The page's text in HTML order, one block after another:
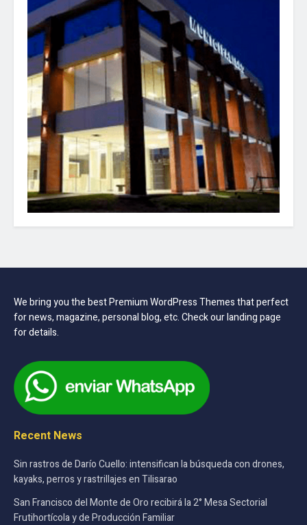
We bring you the best Premium WordPress Themes that perfect
for news, magazine, personal blog, etc. Check our landing page
for details.
Recent News
Sin rastros de Darío Cuello: intensifican la búsqueda con drones,
kayaks, perros y rastrillajes en Tilisarao
San Francisco del Monte de Oro recibirá la 2° Mesa Sectorial
Frutihortícola y de Producción Familiar